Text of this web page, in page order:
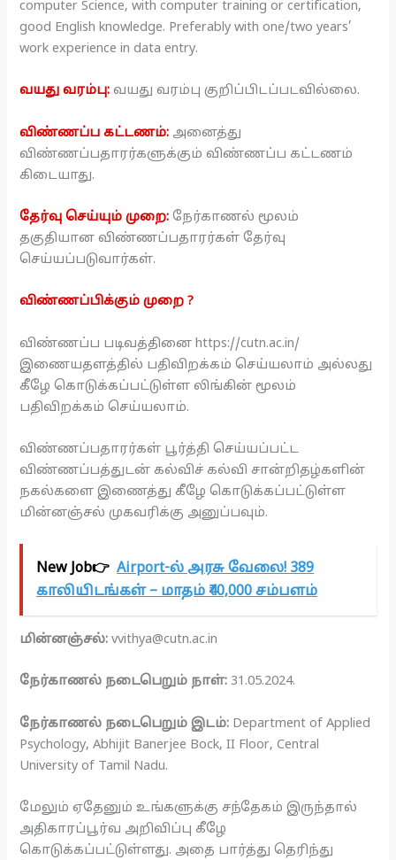
computer Science, with computer training or certification,
good English knowledge. Preferably with one/two years’
work experience in data entry.
வயது வரம்பு: வயது வரம்பு குறிப்பிடப்படவில்லை.
விண்ணப்ப கட்டணம்: அனைத்து
விண்ணப்பதாரர்களுக்கும் விண்ணப்ப கட்டணம்
கிடையாது.
தேர்வு செய்யும் முறை: நேர்காணல் மூலம்
தகுதியான விண்ணப்பதாரர்கள் தேர்வு
செய்யப்படுவார்கள்.
விண்ணப்பிக்கும் முறை ?
விண்ணப்ப படிவத்தினை https://cutn.ac.in/
இணையதளத்தில் பதிவிறக்கம் செய்யலாம் அல்லது
கீழே கொடுக்கப்பட்டுள்ள லிங்கின் மூலம்
பதிவிறக்கம் செய்யலாம்.
விண்ணப்பதாரர்கள் பூர்த்தி செய்யப்பட்ட
விண்ணப்பத்துடன் கல்விச் கல்வி சான்றிதழ்களின்
நகல்களை இணைத்து கீழே கொடுக்கப்பட்டுள்ள
மின்னஞ்சல் முகவரிக்கு அனுப்பவும்.
New Job👉 Airport-ல் அரசு வேலை! 389
காலியிடங்கள் – மாதம் ₹40,000 சம்பளம்
மின்னஞ்சல்: vvithya@cutn.ac.in
நேர்காணல் நடைபெறும் நாள்: 31.05.2024.
நேர்காணல் நடைபெறும் இடம்: Department of Applied
Psychology, Abhijit Banerjee Bock, II Floor, Central
University of Tamil Nadu.
மேலும் ஏதேனும் உங்களுக்கு சந்தேகம் இருந்தால்
அதிகாரப்பூர்வ அறிவிப்பு கீழே
கொடுக்கப்பட்டுள்ளது. அதை பார்த்து தெரிந்து